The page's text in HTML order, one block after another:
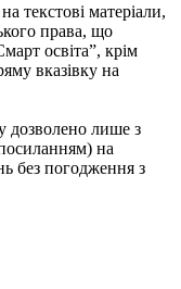
текстові матеріали,
права, що
освіта”, крім
вказівку на
дозволено лише з
на
без погодження з